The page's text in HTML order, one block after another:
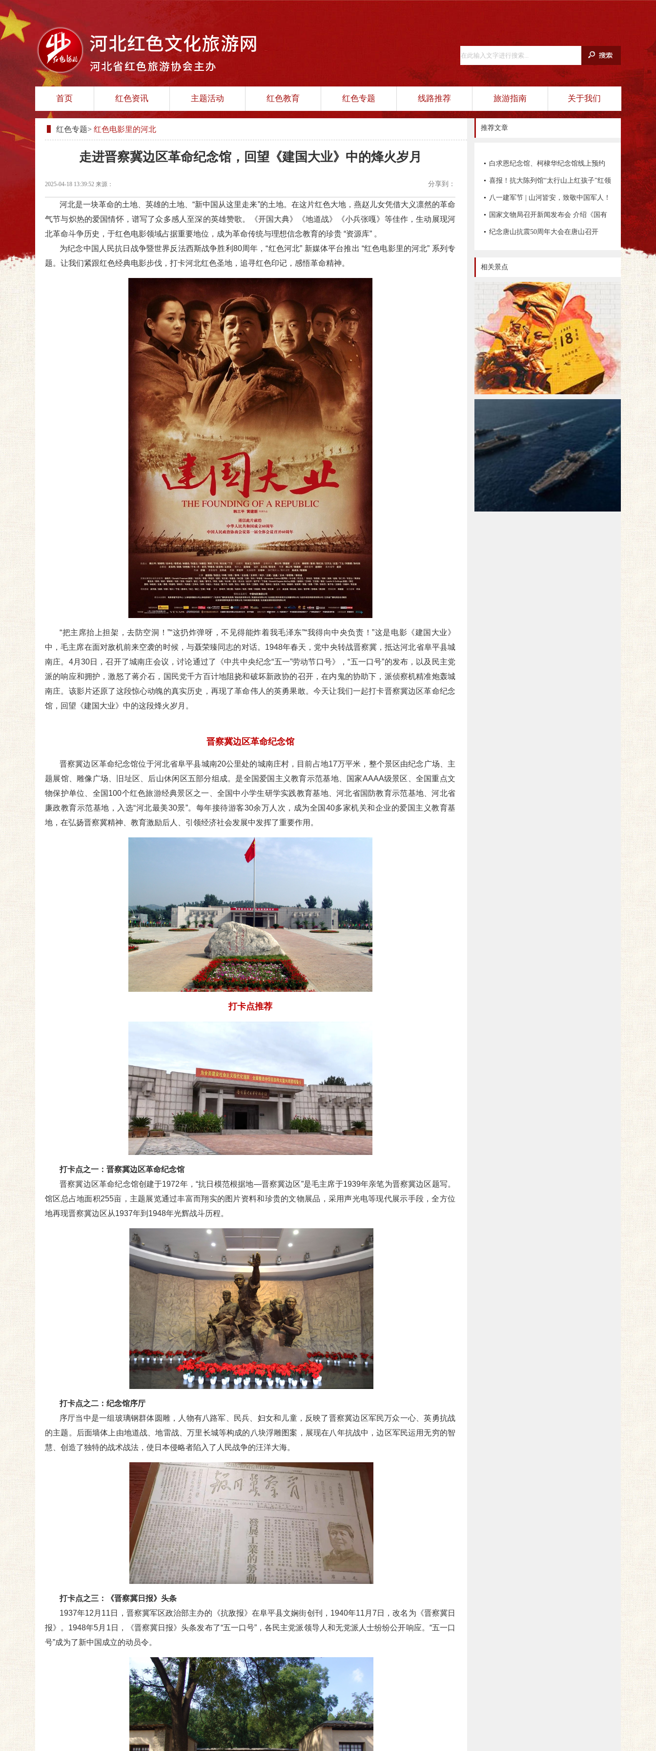
首页 红色资讯 主题活动 红色教育 红色专题 线路推荐 旅游指南 关于我们
推荐文章
白求恩纪念馆、柯棣华纪念馆线上预约
平台正式开通！
喜报！抗大陈列馆“太行山上红孩子”红领
巾讲解员项目入选全国典型项目
八一建军节 | 山河皆安，致敬中国军人！
国家文物局召开新闻发布会 介绍《国有
文物资源数据管理办法》《革命文物保
纪念唐山抗震50周年大会在唐山召开
相关景点
红色旅游
红色专题> 红色电影里的河北
走进晋察冀边区革命纪念馆，回望《建国大业》中的烽火岁月
2025-04-18 13:39:52 来源： 分享到：
河北是一块革命的土地、英雄的土地、“新中国从这里走来”的土地。在这片红色大地，燕赵儿女凭借大义凛然的革命
气节与炽热的爱国情怀，谱写了众多感人至深的英雄赞歌。《开国大典》《地道战》《小兵张嘎》等佳作，生动展现河
北革命斗争历史，于红色电影领域占据重要地位，成为革命传统与理想信念教育的珍贵 “资源库” 。
为纪念中国人民抗日战争暨世界反法西斯战争胜利80周年，“红色河北” 新媒体平台推出 “红色电影里的河北” 系列专
题。让我们紧跟红色经典电影步伐，打卡河北红色圣地，追寻红色印记，感悟革命精神。
“把主席抬上担架，去防空洞！”“这扔炸弹呀，不见得能炸着我毛泽东”“我得向中央负责！”这是电影《建国大业》
中，毛主席在面对敌机前来空袭的时候，与聂荣臻同志的对话。1948年春天，党中央转战晋察冀，抵达河北省阜平县城
南庄。4月30日，召开了城南庄会议，讨论通过了《中共中央纪念“五一”劳动节口号》，“五一口号”的发布，以及民主党
派的响应和拥护，激怒了蒋介石，国民党千方百计地阻挠和破坏新政协的召开，在内鬼的协助下，派侦察机精准炮轰城
南庄。该影片还原了这段惊心动魄的真实历史，再现了革命伟人的英勇果敢。今天让我们一起打卡晋察冀边区革命纪念
馆，回望《建国大业》中的这段烽火岁月。
晋察冀边区革命纪念馆
晋察冀边区革命纪念馆位于河北省阜平县城南20公里处的城南庄村，目前占地17万平米，整个景区由纪念广场、主
题展馆、雕像广场、旧址区、后山休闲区五部分组成。是全国爱国主义教育示范基地、国家AAAA级景区、全国重点文
物保护单位、全国100个红色旅游经典景区之一、全国中小学生研学实践教育基地、河北省国防教育示范基地、河北省
廉政教育示范基地，入选“河北最美30景”。每年接待游客30余万人次，成为全国40多家机关和企业的爱国主义教育基
地，在弘扬晋察冀精神、教育激励后人、引领经济社会发展中发挥了重要作用。
打卡点推荐
打卡点之一：晋察冀边区革命纪念馆
晋察冀边区革命纪念馆创建于1972年，“抗日模范根据地—晋察冀边区”是毛主席于1939年亲笔为晋察冀边区题写。
馆区总占地面积255亩，主题展览通过丰富而翔实的图片资料和珍贵的文物展品，采用声光电等现代展示手段，全方位
地再现晋察冀边区从1937年到1948年光辉战斗历程。
打卡点之二：纪念馆序厅
序厅当中是一组玻璃钢群体圆雕，人物有八路军、民兵、妇女和儿童，反映了晋察冀边区军民万众一心、英勇抗战
的主题。后面墙体上由地道战、地雷战、万里长城等构成的八块浮雕图案，展现在八年抗战中，边区军民运用无穷的智
慧、创造了独特的战术战法，使日本侵略者陷入了人民战争的汪洋大海。
打卡点之三：《晋察冀日报》头条
1937年12月11日，晋察冀军区政治部主办的《抗敌报》在阜平县文娴街创刊，1940年11月7日，改名为《晋察冀日
报》。1948年5月1日，《晋察冀日报》头条发布了“五一口号”，各民主党派领导人和无党派人士纷纷公开响应。“五一口
号”成为了新中国成立的动员令。